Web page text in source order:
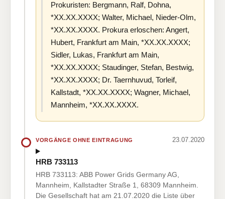
Prokuristen: Bergmann, Ralf, Dohna,
*XX.XX.XXXX; Walter, Michael, Nieder-Olm,
*XX.XX.XXXX. Prokura erloschen: Angert,
Hubert, Frankfurt am Main, *XX.XX.XXXX;
Sidler, Lukas, Frankfurt am Main,
*XX.XX.XXXX; Staudinger, Stefan, Bestwig,
*XX.XX.XXXX; Dr. Taernhuvud, Torleif,
Kallstadt, *XX.XX.XXXX; Wagner, Michael,
Mannheim, *XX.XX.XXXX.
VORGÄNGE OHNE EINTRAGUNG 23.07.2020
HRB 733113
HRB 733113: ABB Power Grids Germany AG,
Mannheim, Kallstadter Straße 1, 68309 Mannheim.
Die Gesellschaft hat am 21.07.2020 die Liste über